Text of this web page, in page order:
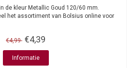
de kleur Metallic Goud 120/60 mm.
het assortiment van Bolsius online voor
€4,99 €4,39
Informatie